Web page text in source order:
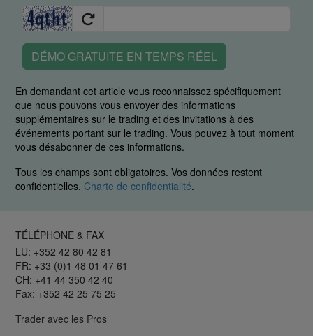
DÉMO GRATUITE EN TEMPS RÉEL
En demandant cet article vous reconnaissez spécifiquement
que nous pouvons vous envoyer des informations
supplémentaires sur le trading et des invitations à des
événements portant sur le trading. Vous pouvez à tout moment
vous désabonner de ces informations.
Tous les champs sont obligatoires. Vos données restent
confidentielles. Charte de confidentialité.
TÉLÉPHONE & FAX
LU: +352 42 80 42 81
FR: +33 (0)1 48 01 47 61
CH: +41 44 350 42 40
Fax: +352 42 25 75 25
Trader avec les Pros